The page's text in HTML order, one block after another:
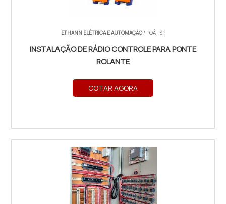
ETHANN ELÉTRICA E AUTOMAÇÃO/ POÁ - SP
INSTALAÇÃO DE RÁDIO CONTROLE PARA PONTE
ROLANTE
COTAR AGORA